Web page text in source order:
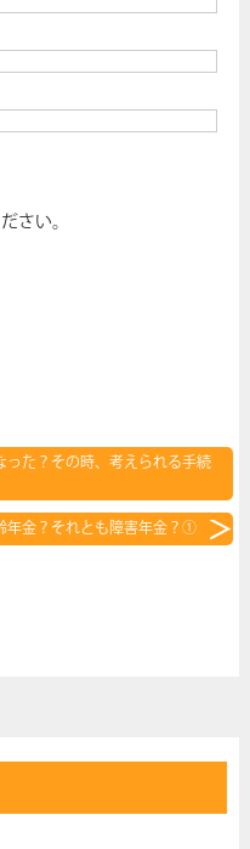
さい。
った？その時、考えられる手続
年金？それとも障害年金？①